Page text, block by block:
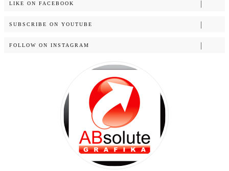
LIKE ON FACEBOOK
SUBSCRIBE ON YOUTUBE
FOLLOW ON INSTAGRAM